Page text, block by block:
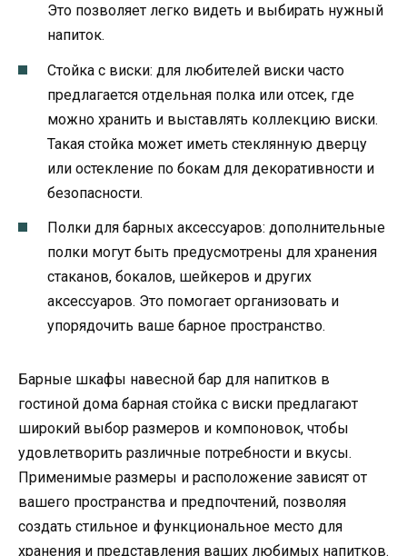
Это позволяет легко видеть и выбирать нужный
напиток.
Стойка с виски: для любителей виски часто
предлагается отдельная полка или отсек, где
можно хранить и выставлять коллекцию виски.
Такая стойка может иметь стеклянную дверцу
или остекление по бокам для декоративности и
безопасности.
Полки для барных аксессуаров: дополнительные
полки могут быть предусмотрены для хранения
стаканов, бокалов, шейкеров и других
аксессуаров. Это помогает организовать и
упорядочить ваше барное пространство.
Барные шкафы навесной бар для напитков в
гостиной дома барная стойка с виски предлагают
широкий выбор размеров и компоновок, чтобы
удовлетворить различные потребности и вкусы.
Применимые размеры и расположение зависят от
вашего пространства и предпочтений, позволяя
создать стильное и функциональное место для
хранения и представления ваших любимых напитков.